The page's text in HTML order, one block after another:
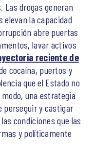
Las drogas generan
la capacidad
abre puertas
lavar activos
reciente de
cocaína, puertos y
que el Estado no
una estrategia
perseguir y castigar
condiciones que las
y políticamente